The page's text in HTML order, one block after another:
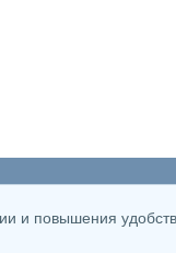
и повышения